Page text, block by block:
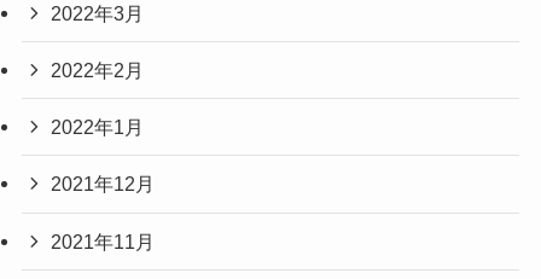
2022年3月
2022年2月
2022年1月
2021年12月
2021年11月